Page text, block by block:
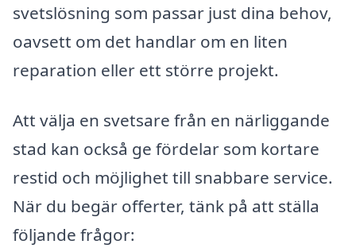
svetslösning som passar just dina behov,
oavsett om det handlar om en liten
reparation eller ett större projekt.
Att välja en svetsare från en närliggande
stad kan också ge fördelar som kortare
restid och möjlighet till snabbare service.
När du begär offerter, tänk på att ställa
följande frågor: